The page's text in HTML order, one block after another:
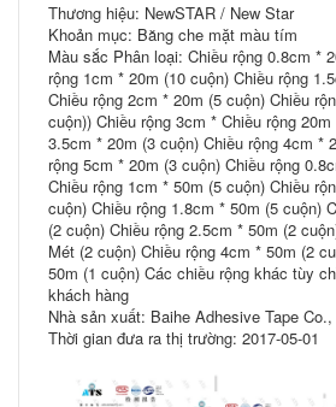
Thương hiệu: NewSTAR / New Star
Khoản mục: Băng che mặt màu tím
Màu sắc Phân loại: Chiều rộng 0.8cm *
rộng 1cm * 20m (10 cuộn) Chiều rộng
Chiều rộng 2cm * 20m (5 cuộn) Chiều
cuộn)) Chiều rộng 3cm * Chiều rộng
3.5cm * 20m (3 cuộn) Chiều rộng 4cm *
rộng 5cm * 20m (3 cuộn) Chiều rộng
Chiều rộng 1cm * 50m (5 cuộn) Chiều
cuộn) Chiều rộng 1.8cm * 50m (5 cuộn)
(2 cuộn) Chiều rộng 2.5cm * 50m (2
Mét (2 cuộn) Chiều rộng 4cm * 50m (2
50m (1 cuộn) Các chiều rộng khác tùy
khách hàng
Nhà sản xuất: Baihe Adhesive Tape
Thời gian đưa ra thị trường: 2017-05-01